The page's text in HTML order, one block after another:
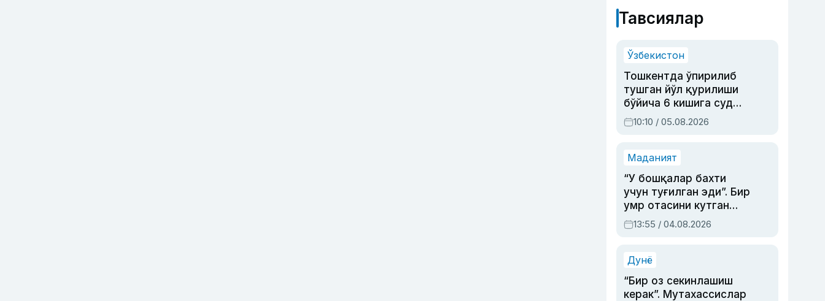
Тавсиялар
Ўзбекистон
Тошкентда ўпирилиб
тушган йўл қурилиши
бўйича 6 кишига суд
ҳукми ўқилди
10:10 / 05.08.2026
Маданият
“У бошқалар бахти
учун туғилган эди”. Бир
умр отасини кутган
актриса ва дубльяж
устаси Римма
синовларга тўла ҳаёти
13:55 / 04.08.2026
Дунё
“Бир оз секинлашиш
керак”. Мутахассислар